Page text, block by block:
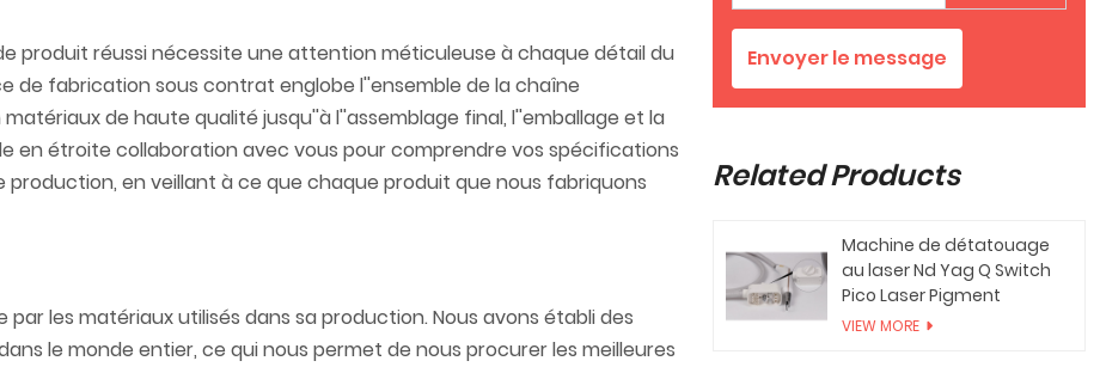
produit réussi nécessite une attention méticuleuse à chaque détail du
de fabrication sous contrat englobe l''ensemble de la chaîne
de haute qualité jusqu''à l''assemblage final, l''emballage et la
en étroite collaboration avec vous pour comprendre vos spécifications
en veillant à ce que chaque produit que nous fabriquons
les matériaux utilisés dans sa production. Nous avons établi des
le monde entier, ce qui nous permet de nous procurer les meilleures
Envoyer le message
Related Products
Machine de détatouage
au laser Nd Yag Q Switch
Pico Laser Pigment
VIEW MORE